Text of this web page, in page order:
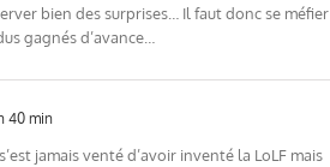
bien des surprises… Il faut donc se méfier
gagnés d’avance…
40 min
jamais venté d’avoir inventé la LoLF mais